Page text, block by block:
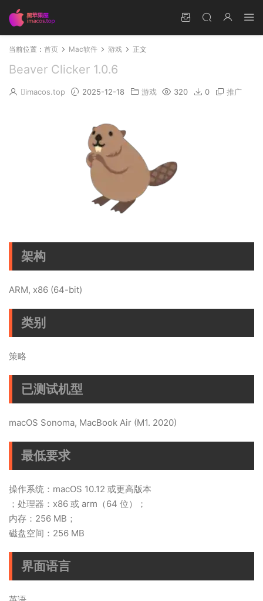
当前位置： 首页 Mac软件 游戏 正文
Beaver Clicker 1.0.6
imacos.top 2025-12-18 游戏 320 0 推广
架构
ARM, x86 (64-bit)
类别
策略
已测试机型
macOS Sonoma, MacBook Air (M1. 2020)
最低要求
操作系统：macOS 10.12 或更高版本
；处理器：x86 或 arm（64 位）；
内存：256 MB；
磁盘空间：256 MB
界面语言